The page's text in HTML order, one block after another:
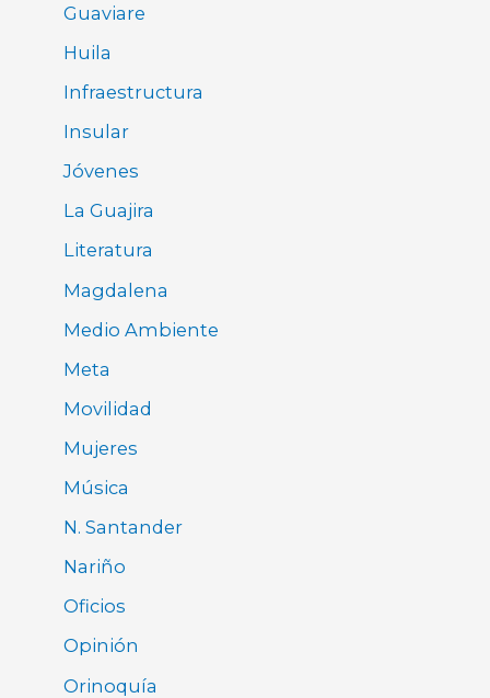
Guaviare
Huila
Infraestructura
Insular
Jóvenes
La Guajira
Literatura
Magdalena
Medio Ambiente
Meta
Movilidad
Mujeres
Música
N. Santander
Nariño
Oficios
Opinión
Orinoquía